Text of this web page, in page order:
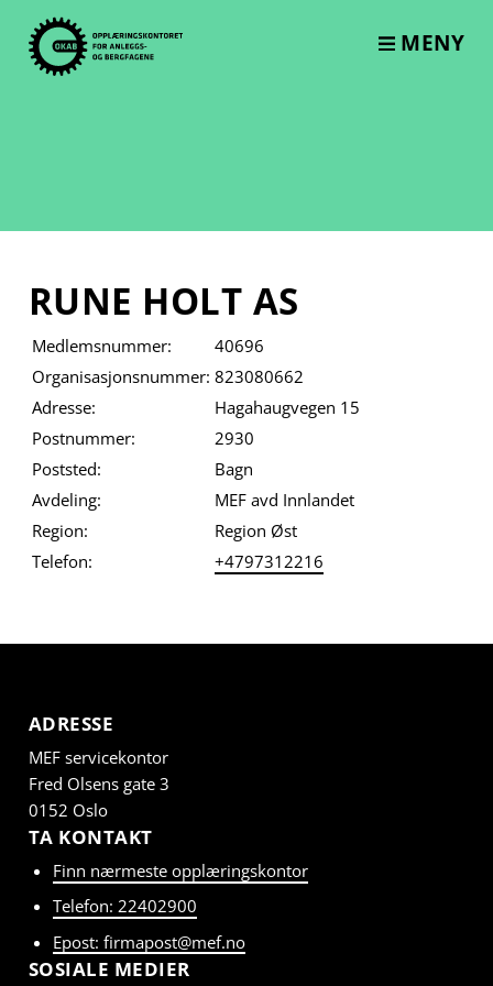
content
MENY
RUNE HOLT AS
Medlemsnummer:
40696
Organisasjonsnummer: 823080662
Adresse:
Hagahaugvegen 15
Postnummer:
2930
Poststed:
Bagn
Avdeling:
MEF avd Innlandet
Region:
Region Øst
Telefon:
+4797312216
ADRESSE
MEF servicekontor
Fred Olsens gate 3
0152 Oslo
TA KONTAKT
Finn nærmeste opplæringskontor
Telefon: 22402900
Epost: firmapost@mef.no
SOSIALE MEDIER